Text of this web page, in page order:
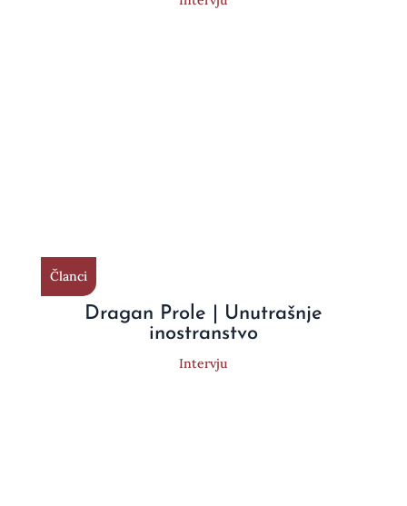
Članci
Dragan Prole | Unutrašnje
inostranstvo
Intervju